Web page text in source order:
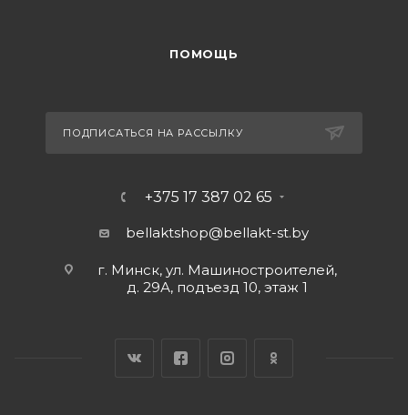
ПОМОЩЬ
ПОДПИСАТЬСЯ НА РАССЫЛКУ
+375 17 387 02 65
bellaktshop@bellakt-st.by
г. Минск, ул. Машиностроителей,
д. 29А, подъезд 10, этаж 1